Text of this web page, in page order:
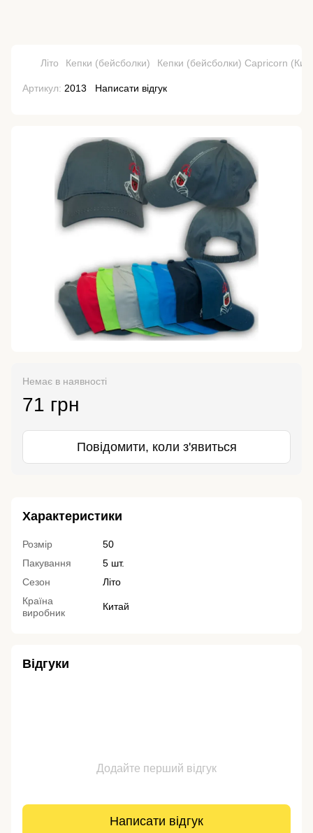
Літо Кепки (бейсболки) Кепки (бейсболки) Capricorn
Артикул: 2013 Написати відгук
Немає в наявності
71 грн
Повідомити, коли з'явиться
Характеристики
Розмір
50
Пакування
5 шт.
Сезон
Літо
Країна
виробник
Китай
Відгуки
Додайте перший відгук
Написати відгук